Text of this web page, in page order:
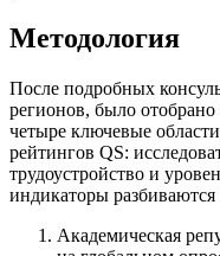
Методология
После подробных
регионов, было
четыре ключевые
рейтингов QS:
трудоустройство и
индикаторы разбиваются
Академическая